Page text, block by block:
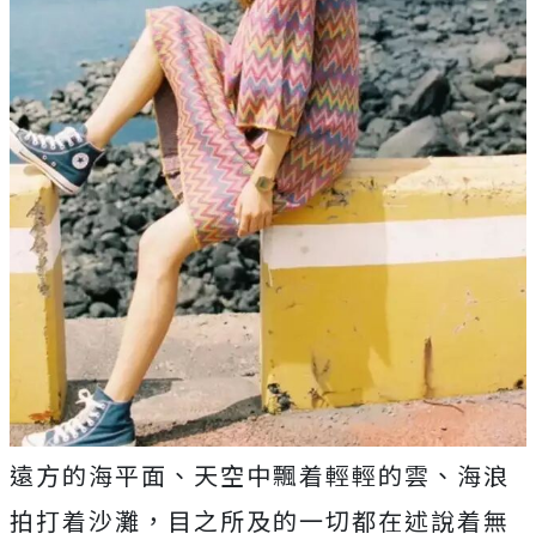
遠方的海平面、天空中飄着輕輕的雲、海浪
拍打着沙灘，目之所及的一切都在述說着無